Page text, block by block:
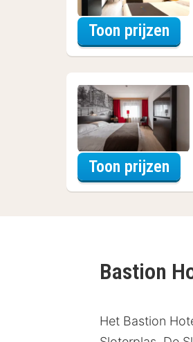
Toon prijzen
Toon prijzen
Bastion
Het Bastion